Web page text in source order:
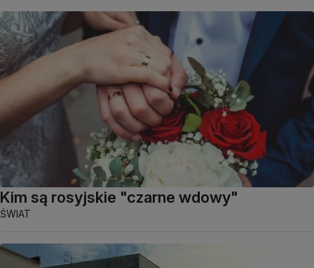
Kim są rosyjskie "czarne wdowy"
ŚWIAT